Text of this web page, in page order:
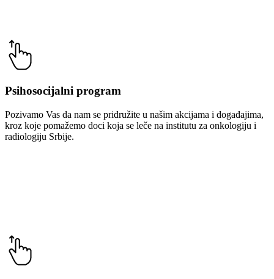
Psihosocijalni program
Pozivamo Vas da nam se pridružite u našim akcijama i događajima,
kroz koje pomažemo doci koja se leče na institutu za onkologiju i
radiologiju Srbije.